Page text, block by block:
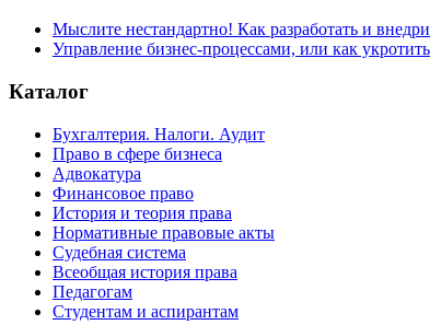
Мыслите нестандартно! Как разработать и
Управление бизнес-процессами, или как
Каталог
Бухгалтерия. Налоги. Аудит
Право в сфере бизнеса
Адвокатура
Финансовое право
История и теория права
Нормативные правовые акты
Судебная система
Всеобщая история права
Педагогам
Студентам и аспирантам